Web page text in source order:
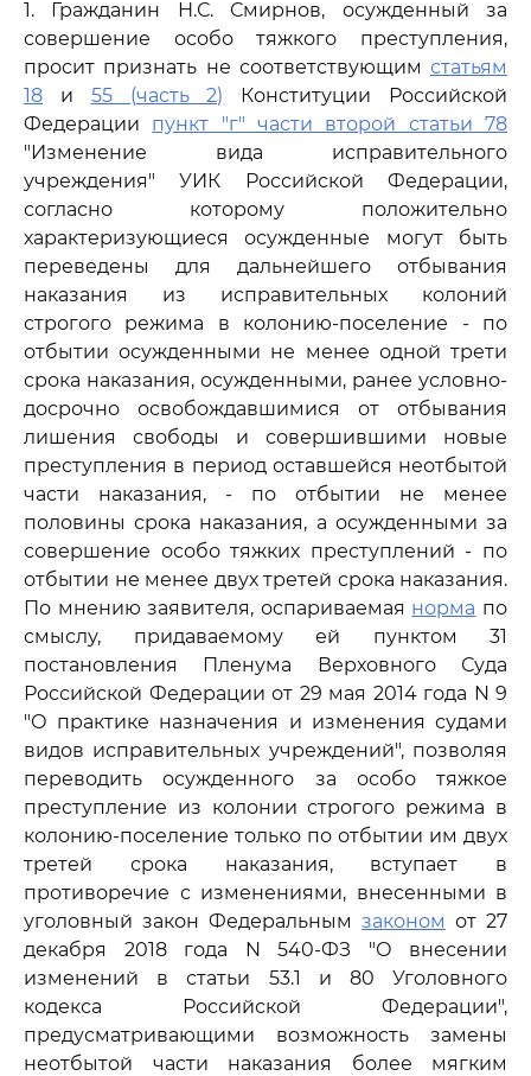
1. Гражданин Н.С. Смирнов, осужденный за
совершение особо тяжкого преступления,
просит признать не соответствующим статьям
18 и 55 (часть 2) Конституции Российской
Федерации пункт "г" части второй статьи 78
"Изменение вида исправительного
учреждения" УИК Российской Федерации,
согласно которому положительно
характеризующиеся осужденные могут быть
переведены для дальнейшего отбывания
наказания из исправительных колоний
строгого режима в колонию-поселение - по
отбытии осужденными не менее одной трети
срока наказания, осужденными, ранее условно-
досрочно освобождавшимися от отбывания
лишения свободы и совершившими новые
преступления в период оставшейся неотбытой
части наказания, - по отбытии не менее
половины срока наказания, а осужденными за
совершение особо тяжких преступлений - по
отбытии не менее двух третей срока наказания.
По мнению заявителя, оспариваемая норма по
смыслу, придаваемому ей пунктом 31
постановления Пленума Верховного Суда
Российской Федерации от 29 мая 2014 года N 9
"О практике назначения и изменения судами
видов исправительных учреждений", позволяя
переводить осужденного за особо тяжкое
преступление из колонии строгого режима в
колонию-поселение только по отбытии им двух
третей срока наказания, вступает в
противоречие с изменениями, внесенными в
уголовный закон Федеральным законом от 27
декабря 2018 года N 540-ФЗ "О внесении
изменений в статьи 53.1 и 80 Уголовного
кодекса Российской Федерации",
предусматривающими возможность замены
неотбытой части наказания более мягким